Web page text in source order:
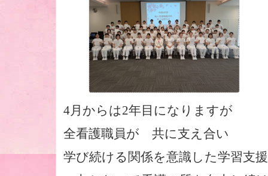
4月からは2年目になりますが
全看護職員が 共に支え合い
学び続ける関係を意識した学習支